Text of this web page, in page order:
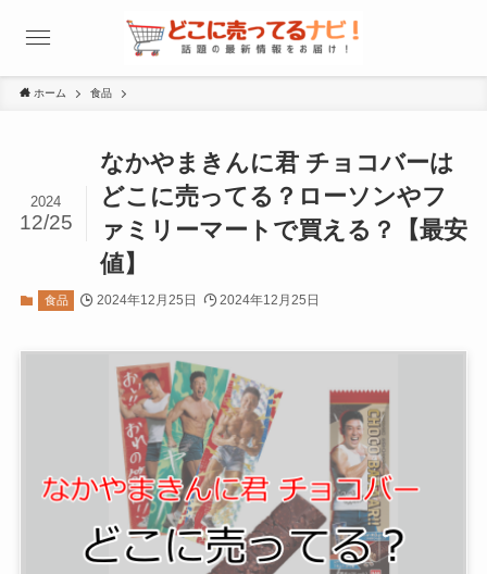
ホーム 食品
なかやまきんに君 チョコバーは
どこに売ってる？ローソンやフ
ァミリーマートで買える？【最安
値】
2024
12/25
食品 2024年12月25日 2024年12月25日